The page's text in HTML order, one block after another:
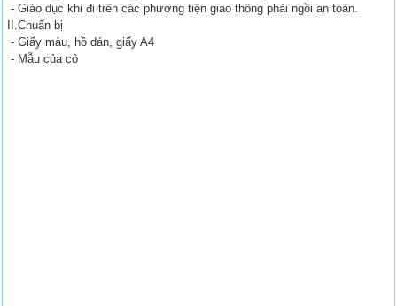
- Giáo dục khi đi trên các phương tiện giao thông phải ngồi an toàn.
II.Chuẩn bị
- Giấy màu, hồ dán, giấy A4
- Mẫu của cô